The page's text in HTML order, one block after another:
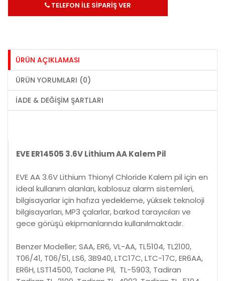
TELEFON İLE SİPARİŞ VER
ÜRÜN AÇIKLAMASI
ÜRÜN YORUMLARI (0)
İADE & DEĞIŞIM ŞARTLARI
EVE ER14505 3.6V Lithium AA Kalem Pil
EVE AA 3.6V Lithium Thionyl Chloride Kalem pil için en
ideal kullanım alanları, kablosuz alarm sistemleri,
bilgisayarlar için hafıza yedekleme, yüksek teknoloji
bilgisayarları, MP3 çalarlar, barkod tarayıcıları ve
gece görüşü ekipmanlarında kullanılmaktadır.
Benzer Modeller; SAA, ER6, VL-AA, TL5104, TL2100,
T06/41, T06/51, LS6, 3B940, LTC17C, LTC-17C, ER6AA,
ER6H, LST14500, Taclane Pil, TL-5903, Tadiran